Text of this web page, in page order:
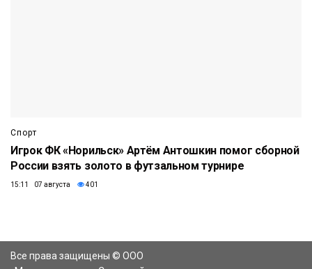
Спорт
Игрок ФК «Норильск» Артём Антошкин помог сборной
России взять золото в футзальном турнире
15:11 07 августа 401
Все права защищены © ООО